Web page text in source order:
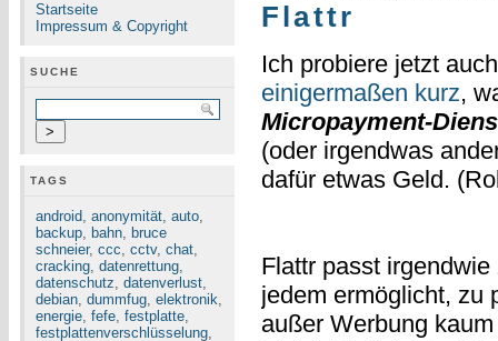
Startseite
Impressum & Copyright
SUCHE
TAGS
android, anonymität, auto,
backup, bahn, bruce
schneier, ccc, cctv, chat,
cracking, datenrettung,
datenschutz, datenverlust,
debian, dummfug, elektronik,
energie, fefe, festplatte,
festplattenverschlüsselung,
Flattr
Ich probiere jetzt
einigermaßen kurz,
Micropayment-
(oder irgendwas
dafür etwas Geld.
Flattr passt
jedem ermöglicht, zu
außer Werbung